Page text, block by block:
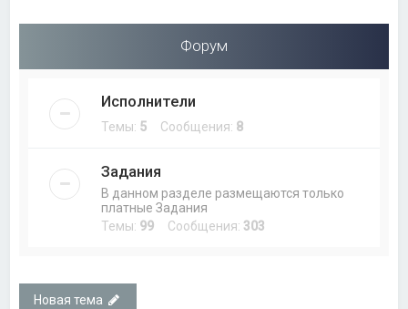
Форум
Исполнители
Темы: 5 Сообщения: 8
Задания
В данном разделе размещаются только
платные Задания
Темы: 99 Сообщения: 303
Новая тема